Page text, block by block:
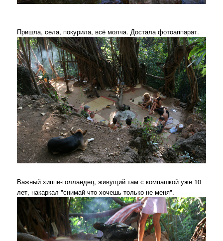
Пришла, села, покурила, всё молча. Достала фотоаппарат.
Важный хиппи-голландец, живущий там с компашкой уже 10
лет, накаркал "снимай что хочешь только не меня".